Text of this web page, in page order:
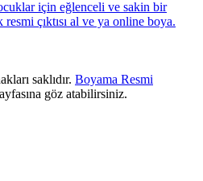
saklıdır. Boyama Resmi
göz atabilirsiniz.